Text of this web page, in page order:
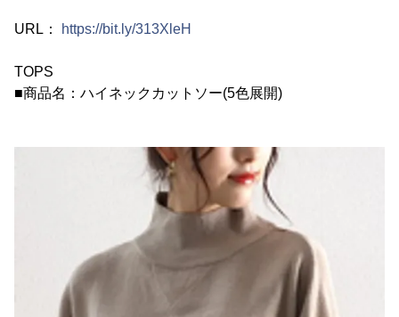
URL： https://bit.ly/313XleH
TOPS
■商品名：ハイネックカットソー(5色展開)